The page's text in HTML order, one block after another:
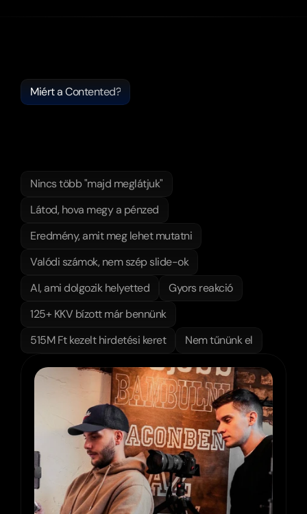
Miért a Contented?
Nincs több "majd meglátjuk"
Látod, hova megy a pénzed
Eredmény, amit meg lehet mutatni
Valódi számok, nem szép slide-ok
AI, ami dolgozik helyetted
Gyors reakció
125+ KKV bízott már bennünk
515M Ft kezelt hirdetési keret
Nem tűnünk el